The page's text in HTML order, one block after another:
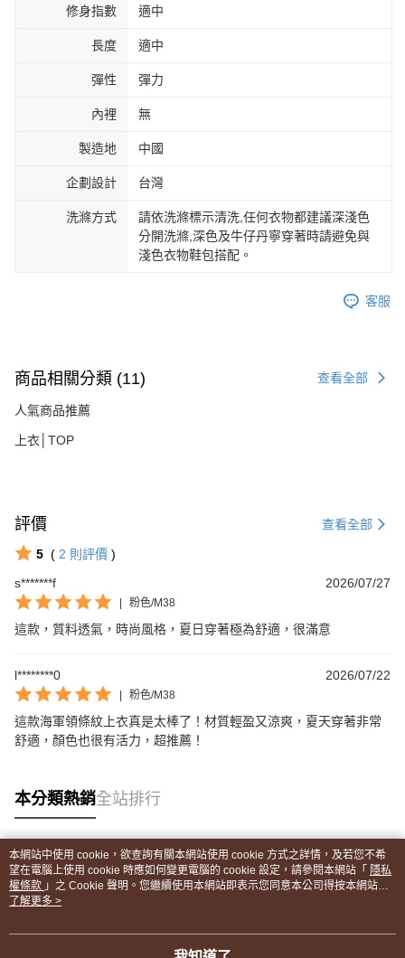
修身指數 適中
長度 適中
彈性 彈力
內裡 無
製造地 中國
企劃設計 台灣
洗滌方式
請依洗滌標示清洗,任何衣物都建議深淺色
分開洗滌,深色及牛仔丹寧穿著時請避免與
淺色衣物鞋包搭配。
客服
商品相關分類 (11) 查看全部
人氣商品推薦
上衣│TOP
評價 查看全部
5 ( 2 則評價 )
s*******f
2026/07/27
粉色/M38
這款，質料透氣，時尚風格，夏日穿著極為舒適，很滿意
l********0 2026/07/22
粉色/M38
這款海軍領條紋上衣真是太棒了！材質輕盈又涼爽，夏天穿著非常
舒適，顏色也很有活力，超推薦！
本分類熱銷全站排行
熱門標籤
本網站中使用 cookie，欲查詢有關本網站使用 cookie 方式之詳情，及若您不希
望在電腦上使用 cookie 時應如何變更電腦的 cookie 設定，請參閱本網站「 隱私
權條款 」之 Cookie 聲明。您繼續使用本網站即表示您同意本公司得按本網站使
用條款之 Cookie 聲明使用 cookie。
了解更多 >